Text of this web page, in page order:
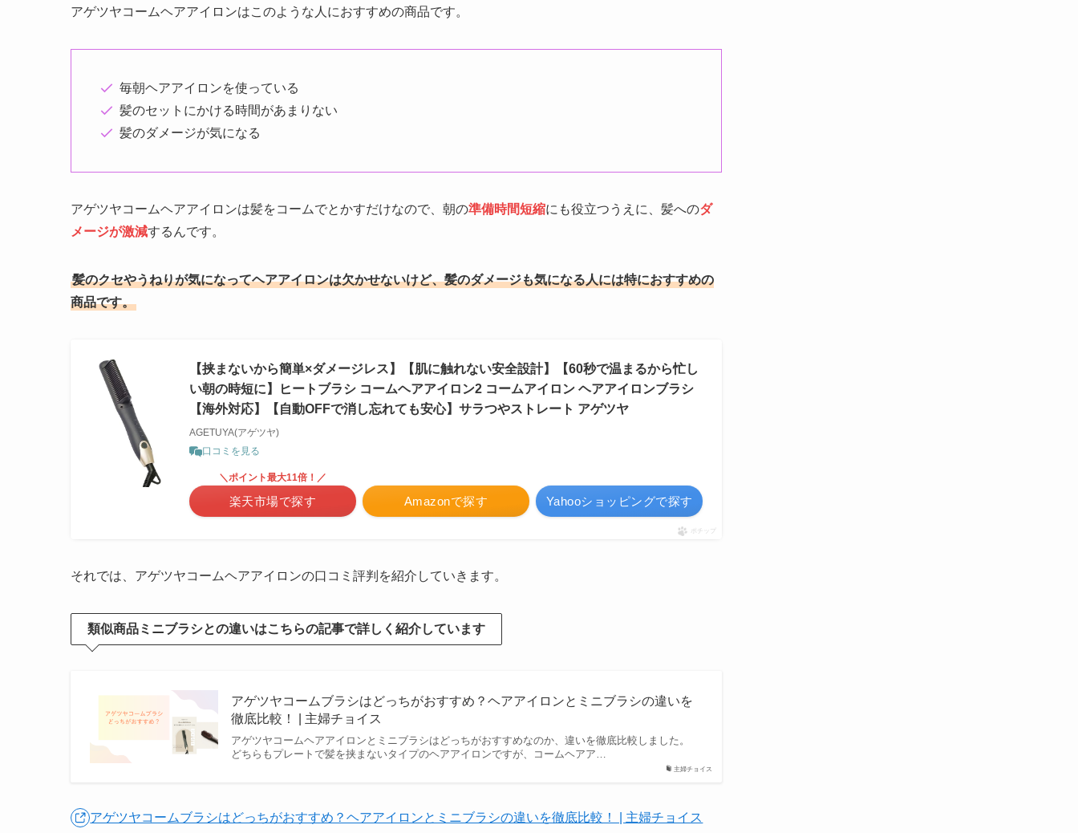
アゲツヤコームヘアアイロンはこのような人におすすめの商品です。
毎朝ヘアアイロンを使っている
髪のセットにかける時間があまりない
髪のダメージが気になる
アゲツヤコームヘアアイロンは髪をコームでとかすだけなので、朝の準備時間短縮にも役立つうえに、髪へのダ
メージが激減するんです。
髪のクセやうねりが気になってヘアアイロンは欠かせないけど、髪のダメージも気になる人には特におすすめの
商品です。
【挟まないから簡単×ダメージレス】【肌に触れない安全設計】【60秒で温まるから忙し
い朝の時短に】ヒートブラシ コームヘアアイロン2 コームアイロン ヘアアイロンブラシ
【海外対応】【自動OFFで消し忘れても安心】サラつやストレート アゲツヤ
AGETUYA(アゲツヤ)
口コミを見る
Amazonで探す
＼ポイント最大11倍！／
楽天市場で探す Yahooショッピングで探す
ポチップ
それでは、アゲツヤコームヘアアイロンの口コミ評判を紹介していきます。
類似商品ミニブラシとの違いはこちらの記事で詳しく紹介しています
主婦チョイス
アゲツヤコームブラシはどっちがおすすめ？ヘアアイロンとミニブラシの違いを
徹底比較！ | 主婦チョイス
アゲツヤコームヘアアイロンとミニブラシはどっちがおすすめなのか、違いを徹底比較しました。
どちらもプレートで髪を挟まないタイプのヘアアイロンですが、コームヘアア…
アゲツヤコームブラシはどっちがおすすめ？ヘアアイロンとミニブラシの違いを徹底比較！ | 主婦チョイス